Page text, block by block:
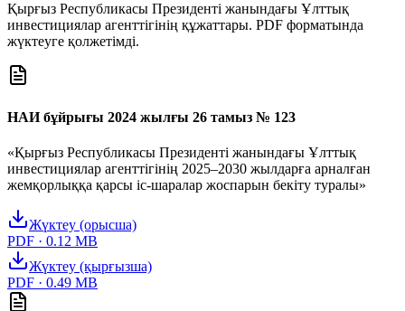
Қырғыз Республикасы Президенті жанындағы Ұлттық
инвестициялар агенттігінің құжаттары. PDF форматында
жүктеуге қолжетімді.
НАИ бұйрығы 2024 жылғы 26 тамыз № 123
«Қырғыз Республикасы Президенті жанындағы Ұлттық
инвестициялар агенттігінің 2025–2030 жылдарға арналған
жемқорлыққа қарсы іс-шаралар жоспарын бекіту туралы»
Жүктеу (орысша)
PDF · 0.12 MB
Жүктеу (қырғызша)
PDF · 0.49 MB